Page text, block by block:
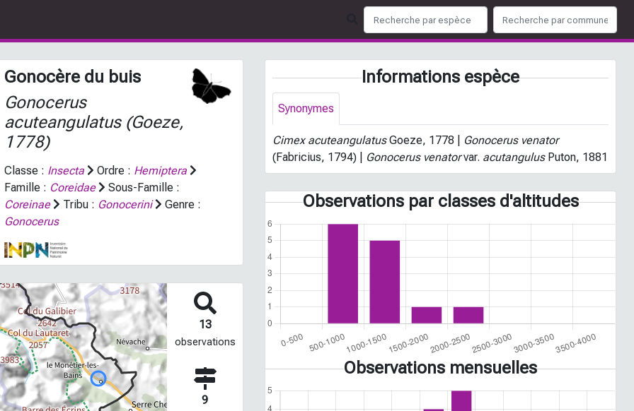
Gonocère du buis
Gonocerus
acuteangulatus(Goeze,
1778)
Classe : Insecta Ordre : Hemiptera
Famille : Coreidae
Sous-Famille :
Coreinae
Tribu : Gonocerini
Genre :
Gonocerus
13
observations
9
Informations espèce
Synonymes
Cimex acuteangulatusGoeze, 1778 | Gonocerus venator
(Fabricius, 1794) | Gonocerus venatorvar. acutangulusPuton, 1881
Observations par classes d'altitudes
Observations mensuelles